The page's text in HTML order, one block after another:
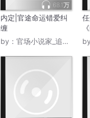
68.1万
内定|官途命运错爱纠
缠
by： 官场小说家_追光剧场